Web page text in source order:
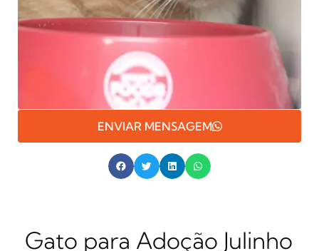
ENVIAR MENSAGEM
Gato para Adoção Julinho